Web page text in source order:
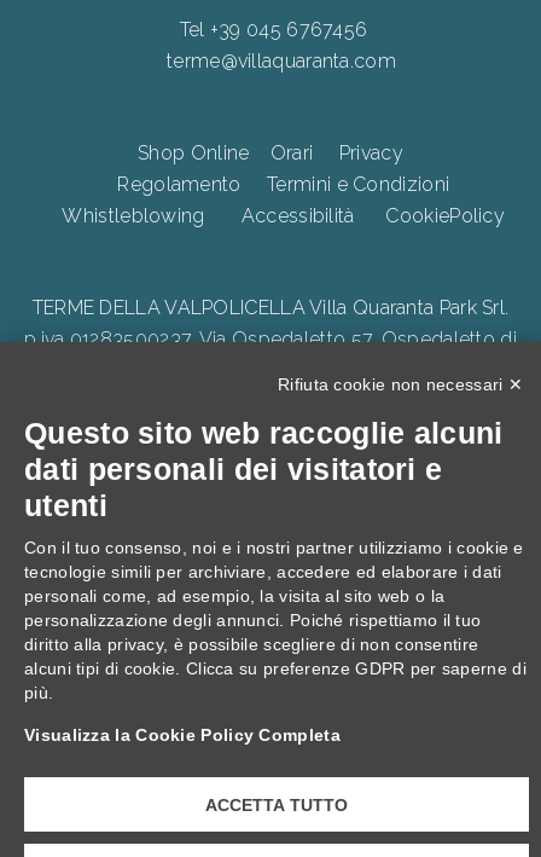
Tel +39 045 6767456
terme@villaquaranta.com
Shop Online Orari
Privacy
Regolamento
Termini e Condizioni
Whistleblowing
Accessibilità CookiePolicy
TERME DELLA VALPOLICELLA Villa Quaranta Park Srl.
p.iva 01283500237, Via Ospedaletto 57, Ospedaletto di
Progetto: "Villa Quaranta, interventi di Innovazione
digitale, Ecologica e di Inclusività."
Rifiuta cookie non necessari ✕
Questo sito web raccoglie alcuni
dati personali dei visitatori e
utenti
Con il tuo consenso, noi e i nostri partner utilizziamo i cookie e
tecnologie simili per archiviare, accedere ed elaborare i dati
personali come, ad esempio, la visita al sito web o la
personalizzazione degli annunci. Poiché rispettiamo il tuo
diritto alla privacy, è possibile scegliere di non consentire
alcuni tipi di cookie. Clicca su preferenze GDPR per saperne di
più.
Visualizza la Cookie Policy Completa
ACCETTA TUTTO